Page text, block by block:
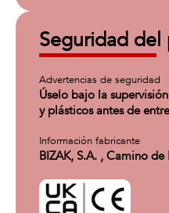
Seguridad
Advertencias de seguridad
Úselo bajo la
y plásticos antes de
Información fabricante
BIZAK, S.A. , Camino de